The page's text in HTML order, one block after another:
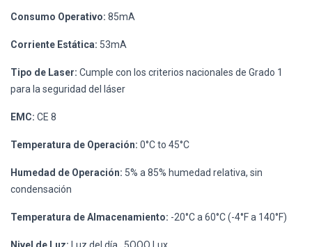
Consumo Operativo: 85mA
Corriente Estática: 53mA
Tipo de Laser: Cumple con los criterios nacionales de Grado 1
para la seguridad del láser
EMC: CE 8
Temperatura de Operación: 0°C to 45°C
Humedad de Operación: 5% a 85% humedad relativa, sin
condensación
Temperatura de Almacenamiento: -20°C a 60°C (-4°F a 140°F)
Nivel de Luz: Luz del día , 5OOO Lux